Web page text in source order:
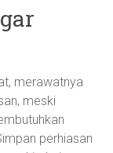
merawatnya
meski
perhiasan